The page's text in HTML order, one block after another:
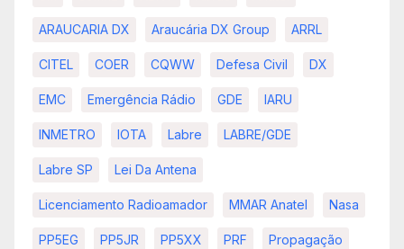
ARAUCARIA DX Araucária DX Group ARRL
CITEL COER CQWW Defesa Civil DX
EMC Emergência Rádio GDE IARU
INMETRO IOTA Labre LABRE/GDE
Labre SP Lei Da Antena
Licenciamento Radioamador MMAR Anatel Nasa
PP5EG PP5JR PP5XX PRF Propagação